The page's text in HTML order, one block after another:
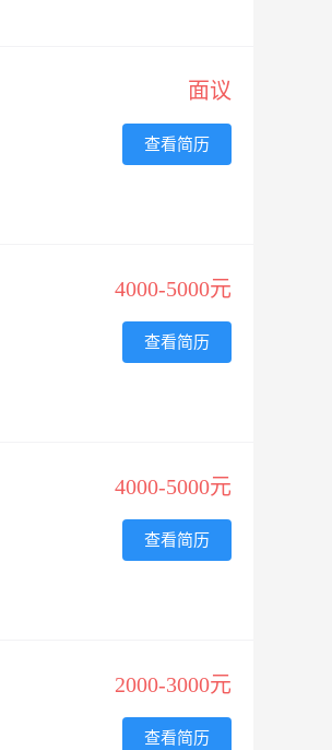
面议
查看简历
4000-5000元
查看简历
4000-5000元
查看简历
2000-3000元
查看简历